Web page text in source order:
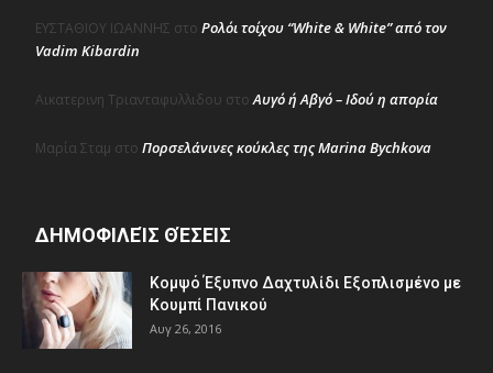
ΕΥΣΤΑΘΙΟΥ ΙΩΑΝΝΗΣ στο Ρολόι τοίχου “White & White” από τον
Vadim Kibardin
Αικατερινη Τριανταφυλλιδου στοΑυγό ή Αβγό – Ιδού η απορία
Μαρία Σταμ στο Πορσελάνινες κούκλες της Marina Bychkova
ΔΗΜΟΦΙΛΕΊΣ ΘΈΣΕΙΣ
Κομψό Έξυπνο Δαχτυλίδι Εξοπλισμένο με
Κουμπί Πανικού
Αυγ 26, 2016